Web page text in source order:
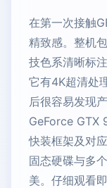
在第一次接触
精致感。整机
技色系清晰标
它有4K超清处
后很容易发现
GeForce GTX
快装框架及对
固态硬碟与多
美。仔细观看